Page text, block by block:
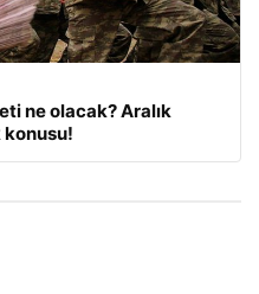
ne olacak? Aralık